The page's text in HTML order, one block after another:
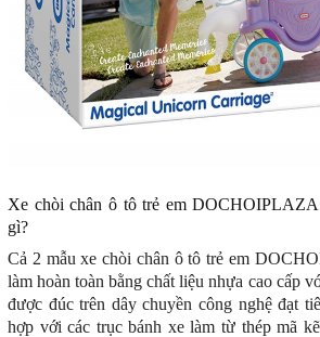
Xe chòi chân ô tô trẻ em
gì?
Cả 2 mẫu xe chòi chân ô tô trẻ em
làm hoàn toàn bằng chất liệu nhựa cao cấp
được đúc trên dây chuyền công nghệ đạt
hợp với các trục bánh xe làm từ thép mã